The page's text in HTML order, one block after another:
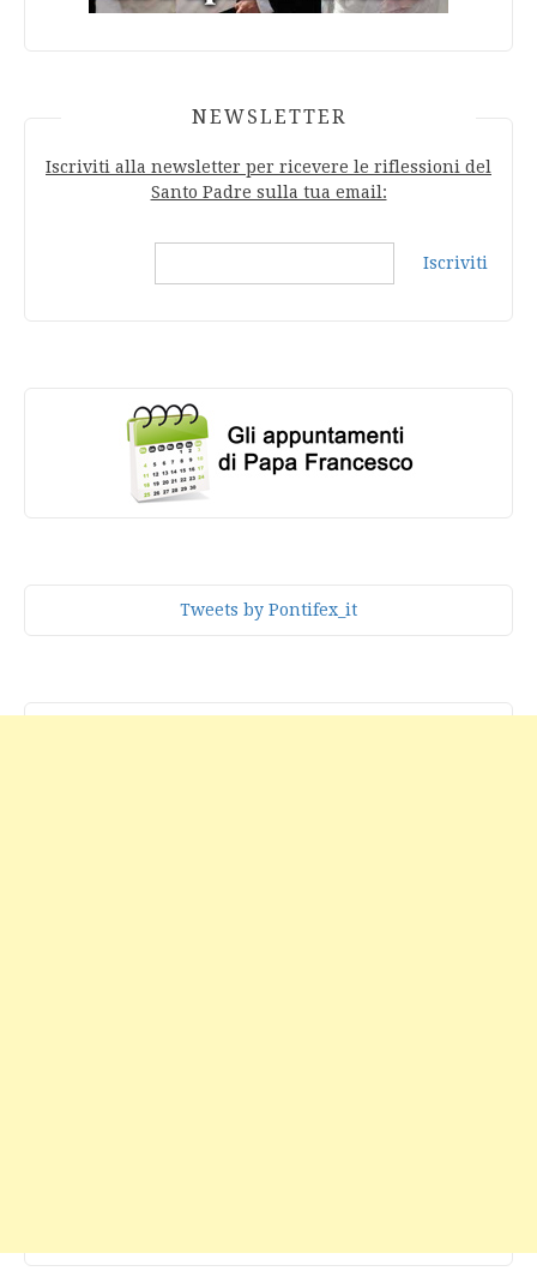
NEWSLETTER
Iscriviti alla newsletter per ricevere le riflessioni del
Santo Padre sulla tua email:
Iscriviti
Tweets by Pontifex_it